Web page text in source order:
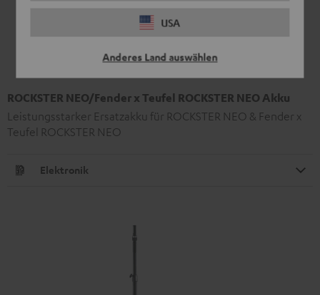
USA
Anderes Land auswählen
ROCKSTER NEO/Fender x Teufel ROCKSTER NEO Akku
Leistungsstarker Ersatzakku für ROCKSTER NEO & Fender x
Teufel ROCKSTER NEO
Elektronik